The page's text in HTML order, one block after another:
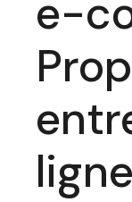
e-
ligne